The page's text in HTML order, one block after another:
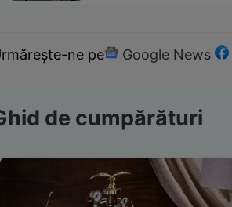
ne pe Google News
de cumpărături